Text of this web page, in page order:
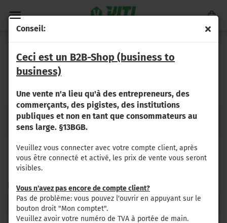
Conseil:
Ceci est un B2B-Shop (business to
business)
Une vente n'a lieu qu'à des entrepreneurs, des
commerçants, des pigistes, des institutions
publiques et non en tant que consommateurs au
sens large. §13BGB.
Veuillez vous connecter avec votre compte client, après
vous être connecté et activé, les prix de vente vous seront
visibles.
Vous n'avez pas encore de compte client?
Pas de problème: vous pouvez l'ouvrir en appuyant sur le
bouton droit "Mon comptet".
Veuillez avoir votre numéro de TVA à portée de main.
8000 (TRACTÉE)
appropriées seront affichées.
8030 8035 8050 8090
PRIX
PRIX
Prix bis -